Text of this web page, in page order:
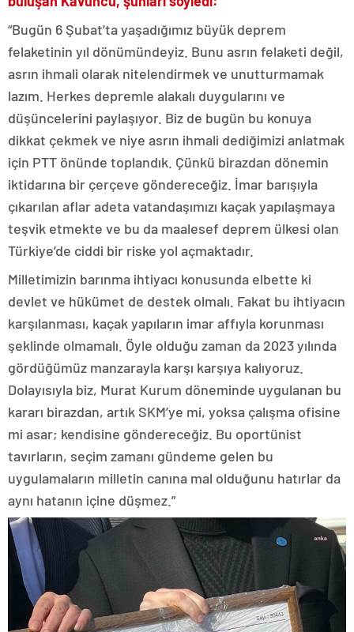
“Bugün 6 Şubat’ta yaşadığımız büyük deprem
felaketinin yıl dönümündeyiz. Bunu asrın felaketi değil,
asrın ihmali olarak nitelendirmek ve unutturmamak
lazım. Herkes depremle alakalı duygularını ve
düşüncelerini paylaşıyor. Biz de bugün bu konuya
dikkat çekmek ve niye asrın ihmali dediğimizi anlatmak
için PTT önünde toplandık. Çünkü birazdan dönemin
iktidarına bir çerçeve göndereceğiz. İmar barışıyla
çıkarılan aflar adeta vatandaşımızı kaçak yapılaşmaya
teşvik etmekte ve bu da maalesef deprem ülkesi olan
Türkiye’de ciddi bir riske yol açmaktadır.
Milletimizin barınma ihtiyacı konusunda elbette ki
devlet ve hükümet de destek olmalı. Fakat bu ihtiyacın
karşılanması, kaçak yapıların imar affıyla korunması
şeklinde olmamalı. Öyle olduğu zaman da 2023 yılında
gördüğümüz manzarayla karşı karşıya kalıyoruz.
Dolayısıyla biz, Murat Kurum döneminde uygulanan bu
kararı birazdan, artık SKM’ye mi, yoksa çalışma ofisine
mi asar; kendisine göndereceğiz. Bu oportünist
tavırların, seçim zamanı gündeme gelen bu
uygulamaların milletin canına mal olduğunu hatırlar da
aynı hatanın içine düşmez.”